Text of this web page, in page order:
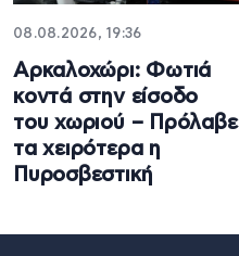
08.08.2026, 19:36
Αρκαλοχώρι: Φωτιά
κοντά στην είσοδο
του χωριού – Πρόλαβε
τα χειρότερα η
Πυροσβεστική